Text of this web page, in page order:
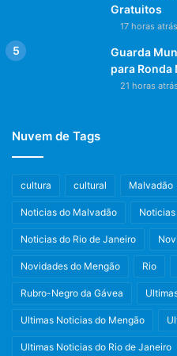
Gratuitos
17 horas atrás
Guarda
para Ronda
21 horas
Nuvem de Tags
cultura cultural Malvadão
Noticias do Malvadão Noticias
Noticias do Rio de Janeiro
Novidades do Mengão Rio
Rubro-Negro da Gávea
Ultimas Noticias do Mengão
Ultimas Noticias do Rio de Janeiro